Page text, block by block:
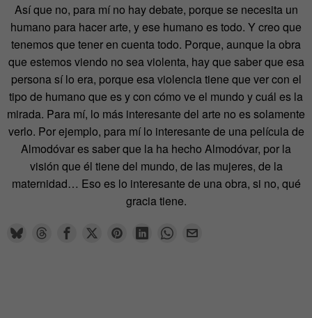
Así que no, para mí no hay debate, porque se necesita un
humano para hacer arte, y ese humano es todo. Y creo que
tenemos que tener en cuenta todo. Porque, aunque la obra
que estemos viendo no sea violenta, hay que saber que esa
persona sí lo era, porque esa violencia tiene que ver con el
tipo de humano que es y con cómo ve el mundo y cuál es la
mirada. Para mí, lo más interesante del arte no es solamente
verlo. Por ejemplo, para mí lo interesante de una película de
Almodóvar es saber que la ha hecho Almodóvar, por la
visión que él tiene del mundo, de las mujeres, de la
maternidad… Eso es lo interesante de una obra, si no, qué
gracia tiene.